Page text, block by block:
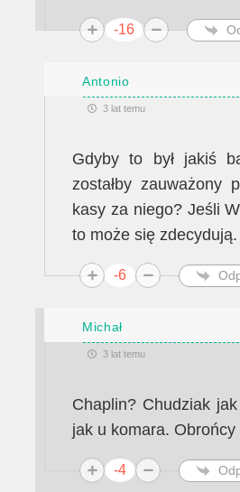
-16
Antonio
3 lat temu
Gdyby to był jakiś
zostałby zauważony
kasy za niego? Jeśli
to może się zdecydują.
-6
Michał
3 lat temu
Chaplin? Chudziak
jak u komara.
-4